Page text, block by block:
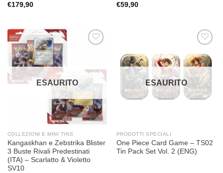
€179,90
€59,90
desideri
ESAURITO
COLLEZIONI E MINI TINS
Kangaskhan e Zebstrika Blister
3 Buste Rivali Predestinati
(ITA) – Scarlatto & Violetto
SV10
alla lista
dei
desideri
ESAURITO
PRODOTTI SPECIALI
One Piece Card Game – TS02
Tin Pack Set Vol. 2 (ENG)